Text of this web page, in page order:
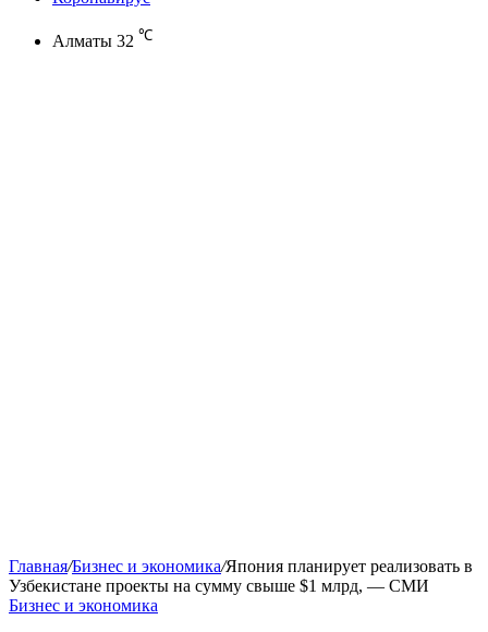
Алматы 32 ℃
Главная/Бизнес и экономика/Япония планирует реализовать в
Узбекистане проекты на сумму свыше $1 млрд, — СМИ
Бизнес и экономика